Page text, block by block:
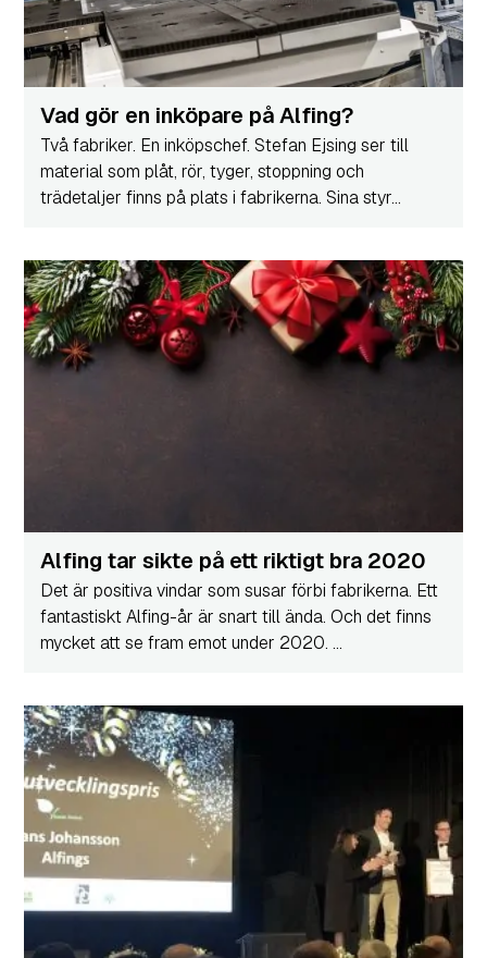
Vad gör en inköpare på Alfing?
Två fabriker. En inköpschef. Stefan Ejsing ser till
material som plåt, rör, tyger, stoppning och
trädetaljer finns på plats i fabrikerna. Sina styr...
Alfing tar sikte på ett riktigt bra 2020
Det är positiva vindar som susar förbi fabrikerna. Ett
fantastiskt Alfing-år är snart till ända. Och det finns
mycket att se fram emot under 2020. ...